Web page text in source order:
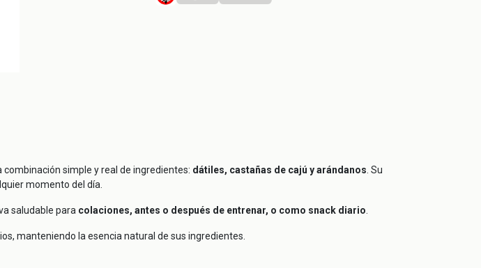
simple y real de ingredientes: dátiles, castañas de cajú y arándanos . Su
momento del día.
saludable para colaciones, antes o después de entrenar, o como snack diario
manteniendo la esencia natural de sus ingredientes.